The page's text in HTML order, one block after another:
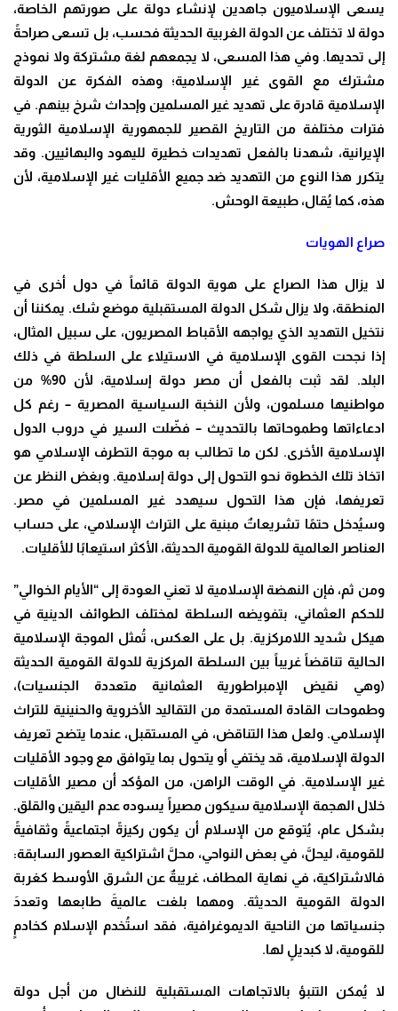
يسعى الإسلاميون جاهدين لإنشاء دولة على صورتهم الخاصة،
دولة لا تختلف عن الدولة الغربية الحديثة فحسب، بل تسعى صراحةً
إلى تحديها. وفي هذا المسعى، لا يجمعهم لغة مشتركة ولا نموذج
مشترك مع القوى غير الإسلامية؛ وهذه الفكرة عن الدولة
الإسلامية قادرة على تهديد غير المسلمين وإحداث شرخ بينهم. في
فترات مختلفة من التاريخ القصير للجمهورية الإسلامية الثورية
الإيرانية، شهدنا بالفعل تهديدات خطيرة لليهود والبهائيين. وقد
يتكرر هذا النوع من التهديد ضد جميع الأقليات غير الإسلامية، لأن
هذه، كما يُقال، طبيعة الوحش.
صراع الهويات
لا يزال هذا الصراع على هوية الدولة قائماً في دول أخرى في
المنطقة، ولا يزال شكل الدولة المستقبلية موضع شك. يمكننا أن
نتخيل التهديد الذي يواجهه الأقباط المصريون، على سبيل المثال،
إذا نجحت القوى الإسلامية في الاستيلاء على السلطة في ذلك
البلد. لقد ثبت بالفعل أن مصر دولة إسلامية، لأن 90% من
مواطنيها مسلمون، ولأن النخبة السياسية المصرية – رغم كل
ادعاءاتها وطموحاتها بالتحديث – فضّلت السير في دروب الدول
الإسلامية الأخرى. لكن ما تطالب به موجة التطرف الإسلامي هو
اتخاذ تلك الخطوة نحو التحول إلى دولة إسلامية. وبغض النظر عن
تعريفها، فإن هذا التحول سيهدد غير المسلمين في مصر.
وسيُدخل حتمًا تشريعاتٌ مبنية على التراث الإسلامي، على حساب
العناصر العالمية للدولة القومية الحديثة، الأكثر استيعابًا للأقليات.
ومن ثم، فإن النهضة الإسلامية لا تعني العودة إلى “الأيام الخوالي”
للحكم العثماني، بتفويضه السلطة لمختلف الطوائف الدينية في
هيكل شديد اللامركزية. بل على العكس، تُمثل الموجة الإسلامية
الحالية تناقضاً غريباً بين السلطة المركزية للدولة القومية الحديثة
(وهي نقيض الإمبراطورية العثمانية متعددة الجنسيات)،
وطموحات القادة المستمدة من التقاليد الأخروية والحنينية للتراث
الإسلامي. ولعل هذا التناقض، في المستقبل، عندما يتضح تعريف
الدولة الإسلامية، قد يختفي أو يتحول بما يتوافق مع وجود الأقليات
غير الإسلامية. في الوقت الراهن، من المؤكد أن مصير الأقليات
خلال الهجمة الإسلامية سيكون مصيراً يسوده عدم اليقين والقلق.
بشكل عام، يُتوقع من الإسلام أن يكون ركيزةً اجتماعيةً وثقافيةً
للقومية، ليحلَّ، في بعض النواحي، محلَّ اشتراكية العصور السابقة:
فالاشتراكية، في نهاية المطاف، غريبةٌ عن الشرق الأوسط كغربة
الدولة القومية الحديثة. ومهما بلغت عالميةَ طابعها وتعددَ
جنسياتها من الناحية الديموغرافية، فقد استُخدم الإسلام كخادمٍ
للقومية، لا كبديلٍ لها.
لا يُمكن التنبؤ بالاتجاهات المستقبلية للنضال من أجل دولة